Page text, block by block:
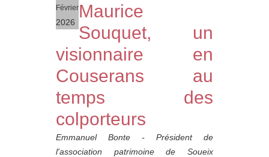
Février
2026
Maurice
Souquet, un
visionnaire en
Couserans au
temps des
colporteurs
Emmanuel Bonte - Président de
l'association patrimoine de Soueix